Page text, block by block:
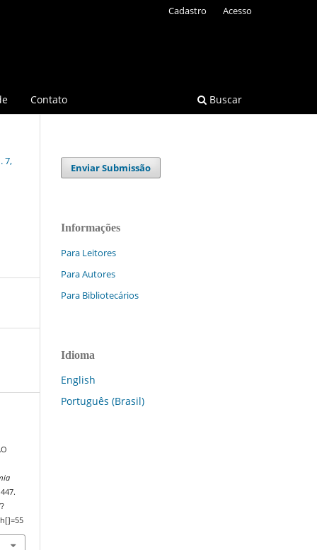
Contato Buscar
Cadastro Acesso
7,
Enviar Submissão
Informações
Para Leitores
Para Autores
Para Bibliotecários
Idioma
English
Português (Brasil)